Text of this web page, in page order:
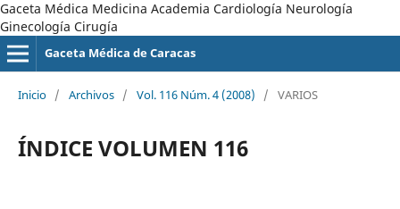
Gaceta Médica Medicina Academia Cardiología Neurología
Ginecología Cirugía
Gaceta Médica de Caracas
Inicio / Archivos / Vol. 116 Núm. 4 (2008) / VARIOS
ÍNDICE VOLUMEN 116